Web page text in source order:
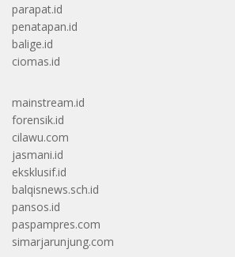
parapat.id
penatapan.id
balige.id
ciomas.id
mainstream.id
forensik.id
cilawu.com
jasmani.id
eksklusif.id
balqisnews.sch.id
pansos.id
paspampres.com
simarjarunjung.com